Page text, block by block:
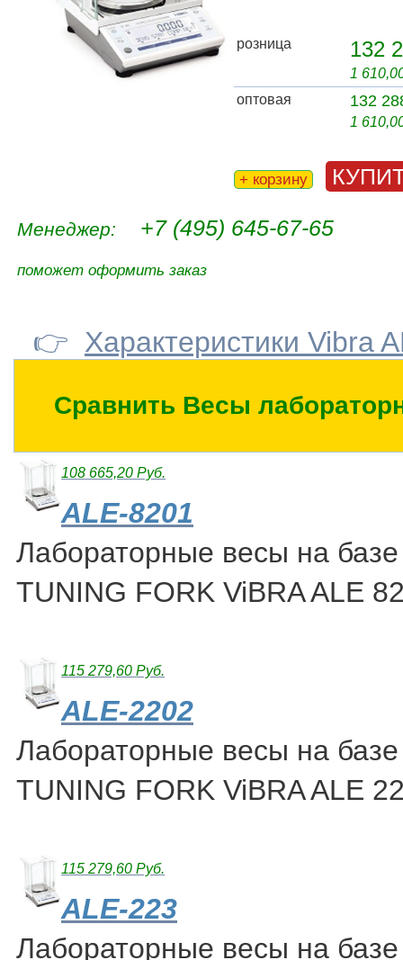
розница 132
1
оптовая
132
1
+ корзину
Менеджер: +7 (495) 645-67-65
поможет оформить заказ
👉 Характеристики Vibra
Сравнить Весы
108 665,20 Руб.
ALE-8201
Лабораторные весы на базе
TUNING FORK ViBRA ALE
115 279,60 Руб.
ALE-2202
Лабораторные весы на базе
TUNING FORK ViBRA ALE
115 279,60 Руб.
ALE-223
Лабораторные весы на базе